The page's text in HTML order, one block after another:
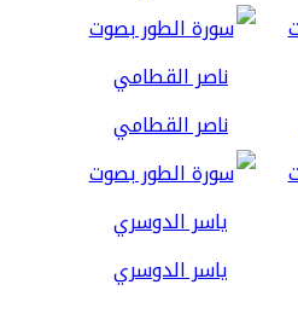
ناصر القطامي
ياسر الدوسري